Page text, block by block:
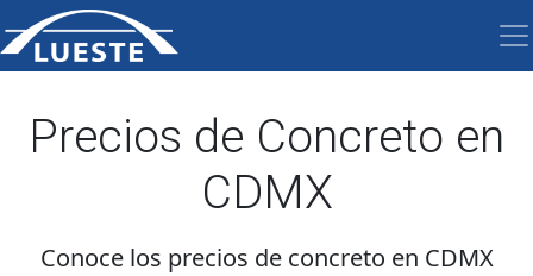
Precios de Concreto en
CDMX
Conoce los precios de concreto en CDMX